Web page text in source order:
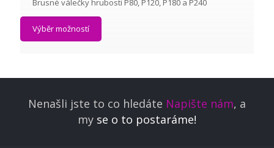
Výběr možností
Nenašli jste to co hledáte Napište nám, a
my se o to postaráme!